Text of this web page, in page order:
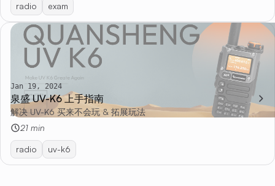
radio exam
Jan 19, 2024
泉盛 UV-K6 上手指南
解决 UV-K6 买来不会玩 & 拓展玩法
21 min
radio uv-k6